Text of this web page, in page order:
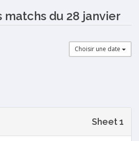
matchs du 28 janvier
Choisir une date
Sheet 1